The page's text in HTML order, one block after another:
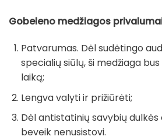
Gobeleno medžiagos
Patvarumas. Dėl sudėtingo
specialių siūlų, ši medžiaga
laiką;
Lengva valyti ir prižiūrėti;
Dėl antistatinių savybių dulkės
beveik nenusistovi.